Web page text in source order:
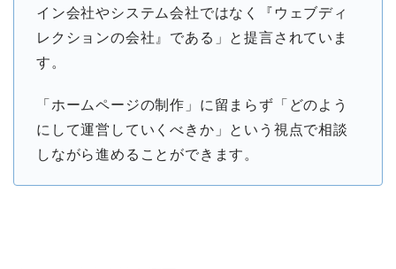
イン会社やシステム会社ではなく『ウェブディ
レクションの会社』である」と提言されていま
す。
「ホームページの制作」に留まらず「どのよう
にして運営していくべきか」という視点で相談
しながら進めることができます。